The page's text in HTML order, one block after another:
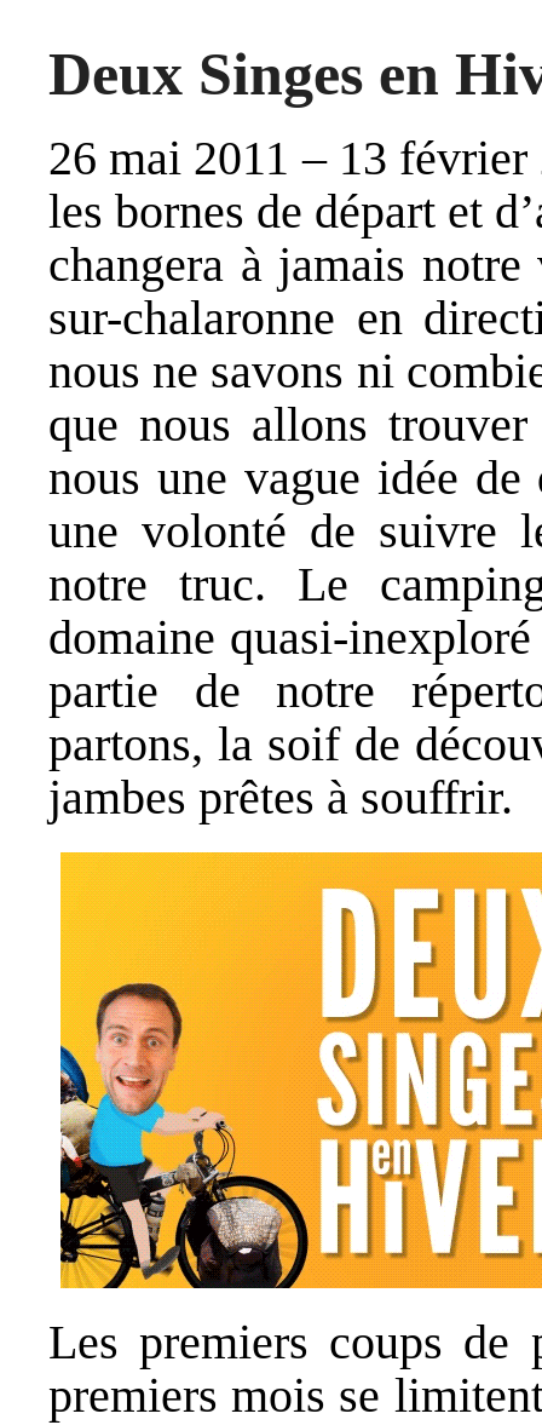
Deux Singes en
26 mai 2011 – 13
les bornes de départ et
changera à jamais
sur-chalaronne en
nous ne savons ni
que nous allons
nous une vague idée
une volonté de suivre
notre truc. Le
domaine quasi-
partie de notre
partons, la soif de
jambes prêtes à souffrir.
Les premiers coups de
premiers mois se